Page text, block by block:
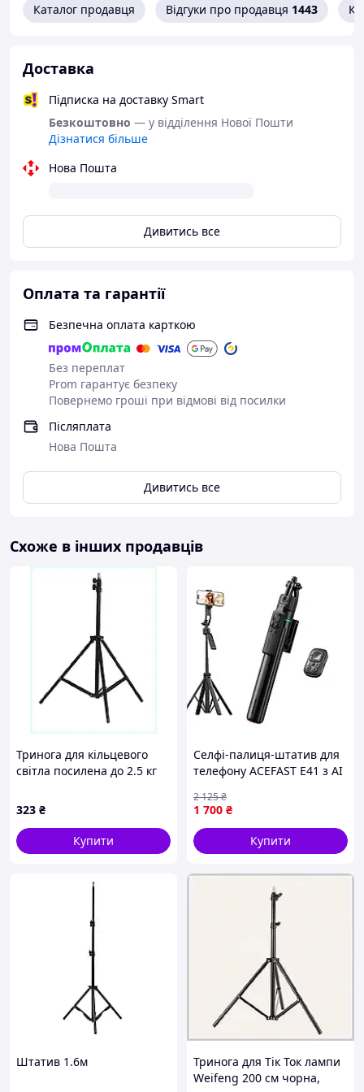
Eken: H9R, H9R Plus, H8R Plus, H6, H7
Soocoo
Sony при купівлі адаптера 1/4
Комплект поставки:
Нагрудний ремінь
Кріплення для телефона
J-подібне кріплення
Клипса
Каталог продавця Відгуки про продавця 1443
Доставка
Підписка на доставку Smart
Безкоштовно — у відділення Нової Пошти
Дізнатися більше
Нова Пошта
Дивитись все
Оплата та гарантії
Безпечна оплата карткою
Без переплат
Prom гарантує безпеку
Повернемо гроші при відмові від посилки
Післяплата
Нова Пошта
Дивитись все
Схоже в інших продавців
Тринога для кільцевого
світла посилена до 2.5 кг
323 ₴
Купити
Селфі-палиця-штатив для
телефону ACEFAST E41 з AI
автоматичною триногою
1 700 ₴
2 125₴
Купити
Штатив 1.6м
Тринога для Тік Ток лампи
Weifeng 200 см чорна,